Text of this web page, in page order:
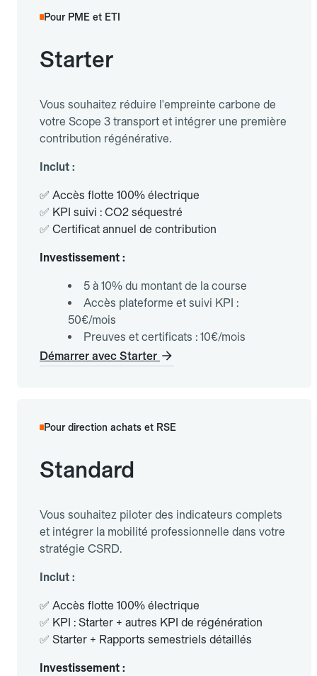
Pour PME et ETI
Starter
Vous souhaitez réduire l'empreinte carbone de
votre Scope 3 transport et intégrer une première
contribution régénérative.
Inclut :
✅ Accès flotte 100% électrique
✅ KPI suivi : CO2 séquestré
✅ Certificat annuel de contribution
Investissement :
5 à 10% du montant de la course
Accès plateforme et suivi KPI :
50€/mois
Preuves et certificats : 10€/mois
Démarrer avec Starter
Pour direction achats et RSE
Standard
Vous souhaitez piloter des indicateurs complets
et intégrer la mobilité professionnelle dans votre
stratégie CSRD.
Inclut :
✅ Accès flotte 100% électrique
✅ KPI : Starter + autres KPI de régénération
✅ Starter + Rapports semestriels détaillés
Investissement :